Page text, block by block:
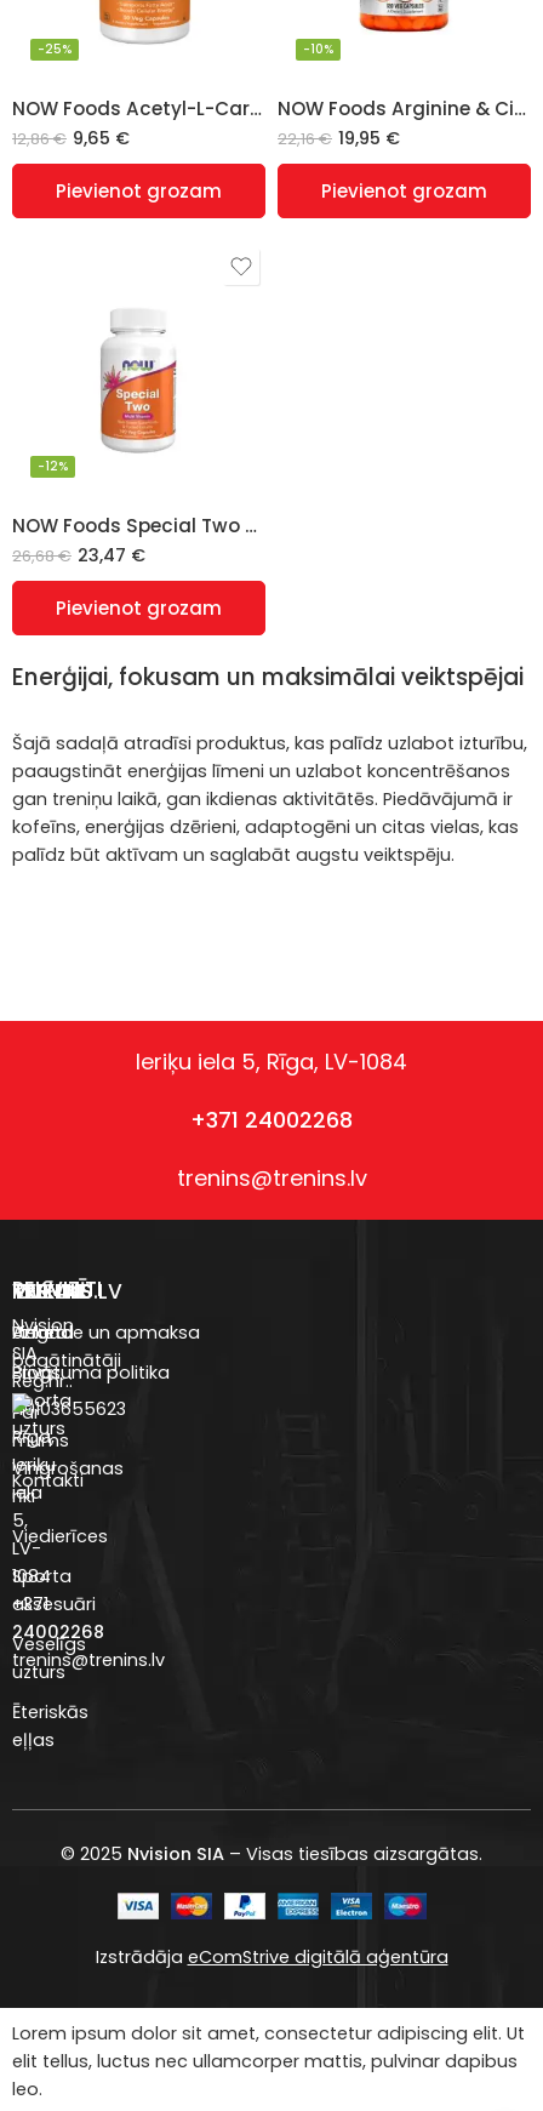
NOW Foods Acetyl-L-Carnitine, 500mg – 50 vcaps
-25%
12,86€ 9,65 €
Pievienot grozam
NOW Foods Arginine & Citrulline – 120 veg caps
-10%
22,16€ 19,95 €
Pievienot grozam
NOW Foods Special Two multivitamīni – 120 kapsulas
-12%
26,68€ 23,47 €
Pievienot grozam
Enerģijai, fokusam un maksimālai veiktspējai
Šajā sadaļā atradīsi produktus, kas palīdz uzlabot izturību,
paaugstināt enerģijas līmeni un uzlabot koncentrēšanos
gan treniņu laikā, gan ikdienas aktivitātēs. Piedāvājumā ir
kofeīns, enerģijas dzērieni, adaptogēni un citas vielas, kas
palīdz būt aktīvam un saglabāt augstu veiktspēju.
Ieriķu iela 5, Rīga, LV-1084
+371 24002268
trenins@trenins.lv
REKVIZĪTI
Nvision
SIA
Reģ.nr.:
40103655623
Rīga,
Ieriķu
iela
5,
LV-
1084
+371
24002268
trenins@trenins.lv
VEIKALS
Uztura
bagātinātāji
Sporta
uzturs
Vingrošanas
rīki
Viedierīces
Sporta
aksesuāri
Veselīgs
uzturs
Ēteriskās
eļļas
TRENINS.LV
Anketa
Blogs
Par
mums
Kontakti
IZVĒLNE
Piegāde un apmaksa
Privātuma politika
© 2025 Nvision SIA – Visas tiesības aizsargātas.
Izstrādāja eComStrive digitālā aģentūra
Lorem ipsum dolor sit amet, consectetur adipiscing elit. Ut
elit tellus, luctus nec ullamcorper mattis, pulvinar dapibus
leo.